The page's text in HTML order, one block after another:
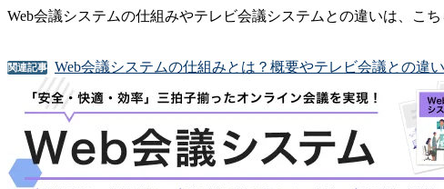
Web会議システムの仕組みやテレビ会議システムとの違いは、こ
関連記事 Web会議システムの仕組みとは？概要やテレビ会議との違